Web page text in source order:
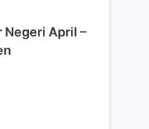
Negeri April –